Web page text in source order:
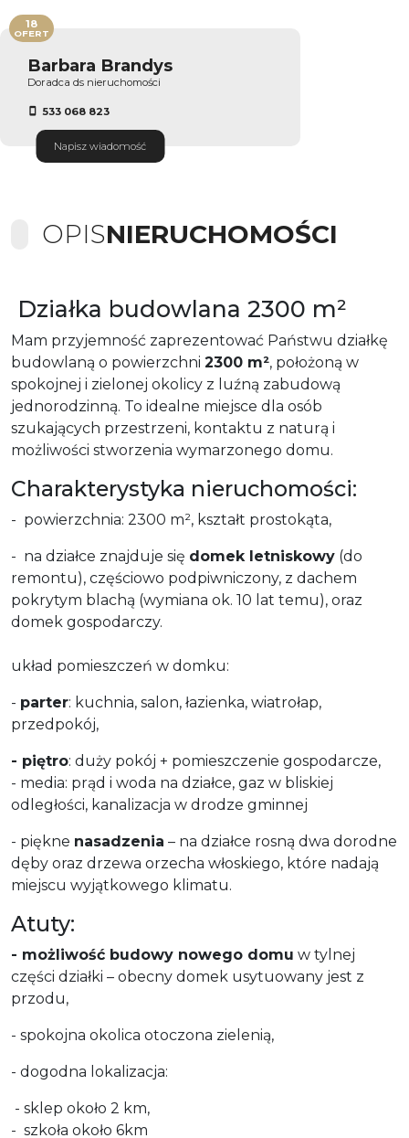
Barbara Brandys
Doradca ds nieruchomości
533 068 823
Napisz wiadomość
18
OFERT
OPISNIERUCHOMOŚCI
Działka budowlana 2300 m²
Mam przyjemność zaprezentować Państwu działkę
budowlaną o powierzchni 2300 m², położoną w
spokojnej i zielonej okolicy z luźną zabudową
jednorodzinną. To idealne miejsce dla osób
szukających przestrzeni, kontaktu z naturą i
możliwości stworzenia wymarzonego domu.
Charakterystyka nieruchomości:
- powierzchnia: 2300 m², kształt prostokąta,
- na działce znajduje się domek letniskowy (do
remontu), częściowo podpiwniczony, z dachem
pokrytym blachą (wymiana ok. 10 lat temu), oraz
domek gospodarczy.
układ pomieszczeń w domku:
- parter: kuchnia, salon, łazienka, wiatrołap,
przedpokój,
- piętro: duży pokój + pomieszczenie gospodarcze,
- media: prąd i woda na działce, gaz w bliskiej
odległości, kanalizacja w drodze gminnej
- piękne nasadzenia – na działce rosną dwa dorodne
dęby oraz drzewa orzecha włoskiego, które nadają
miejscu wyjątkowego klimatu.
Atuty:
- możliwość budowy nowego domu w tylnej
części działki – obecny domek usytuowany jest z
przodu,
- spokojna okolica otoczona zielenią,
- dogodna lokalizacja:
- sklep około 2 km,
- szkoła około 6km